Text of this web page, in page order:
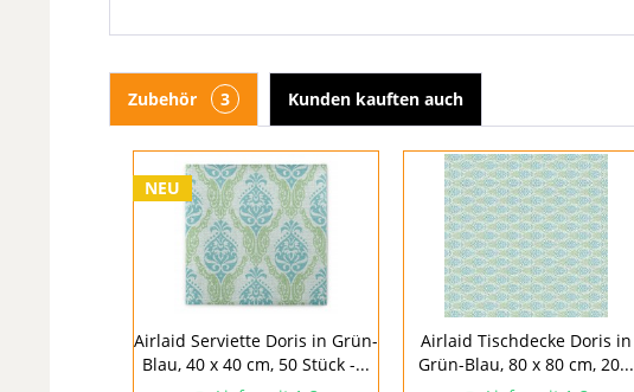
Zubehör 3 Kunden kauften auch
NEU
Airlaid Serviette Doris in Grün-
Blau, 40 x 40 cm, 50 Stück -...
Airlaid Tischdecke Doris in
Grün-Blau, 80 x 80 cm, 20...